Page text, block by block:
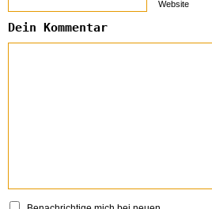
Website
Dein Kommentar